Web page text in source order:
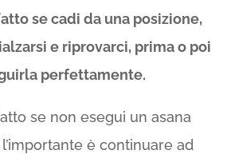
se cadi da una posizione,
e riprovarci, prima o poi
perfettamente.
se non esegui un asana
è continuare ad